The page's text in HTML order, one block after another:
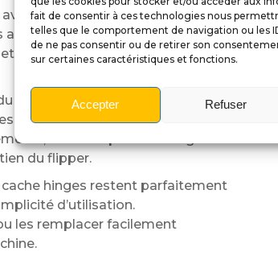
fait de consentir à ces technologies nous
telles que le comportement de navigation ou les
de ne pas consentir ou de retirer son
sur certaines caractéristiques et fonctions.
Accepter Refuser
des matériaux
d’obtenir une excellente tenue
particulièrement en valeur
précis avec des noirs profonds,
aux manipulations régulières
du flipper.
hinges restent parfaitement
d’utilisation.
les remplacer facilement